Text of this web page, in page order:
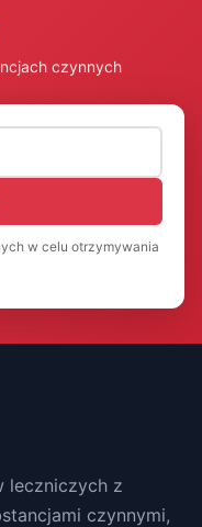
czynnych
w celu otrzymywania
leczniczych z
czynnymi,